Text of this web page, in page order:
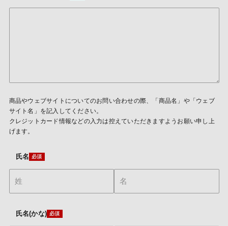
商品やウェブサイトについてのお問い合わせの際、「商品名」や「ウェブ
サイト名」を記入してください。
クレジットカード情報などの入力は控えていただきますようお願い申し上
げます。
氏名
氏名(かな)